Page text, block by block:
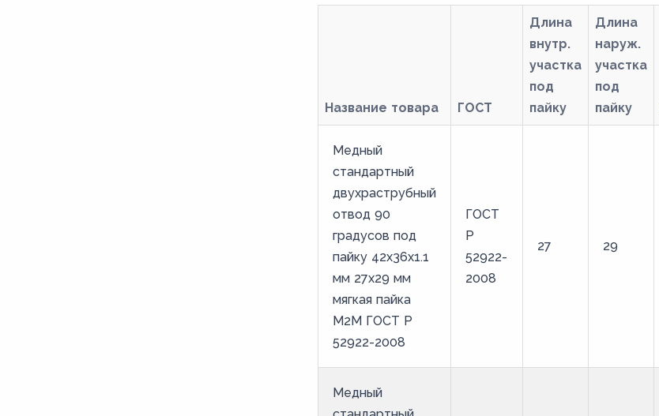
Название товара ГОСТ
Длина
внутр.
участка
под
пайку
Длина
наруж.
участка
под
пайку
Медный
стандартный
двухраструбный
отвод 90
градусов под
пайку 42х36х1.1
мм 27х29 мм
мягкая пайка
М2М ГОСТ Р
52922-2008
ГОСТ
Р
52922-
2008
27 29
Медный